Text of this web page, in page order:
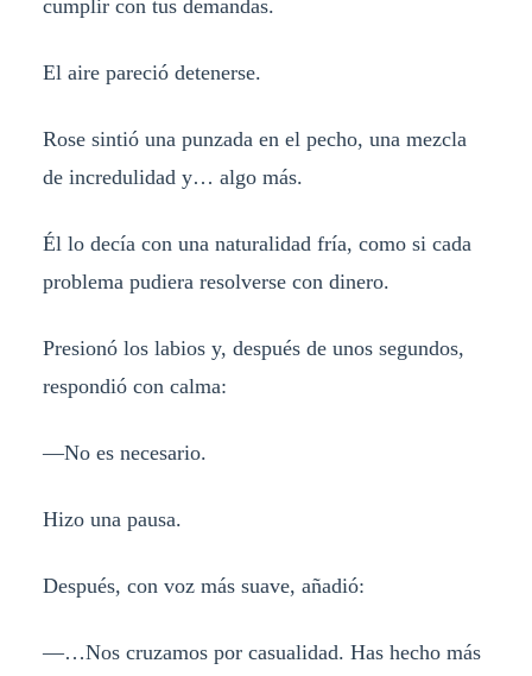
cumplir con tus demandas.
El aire pareció detenerse.
Rose sintió una punzada en el pecho, una mezcla
de incredulidad y… algo más.
Él lo decía con una naturalidad fría, como si cada
problema pudiera resolverse con dinero.
Presionó los labios y, después de unos segundos,
respondió con calma:
—No es necesario.
Hizo una pausa.
Después, con voz más suave, añadió:
—…Nos cruzamos por casualidad. Has hecho más